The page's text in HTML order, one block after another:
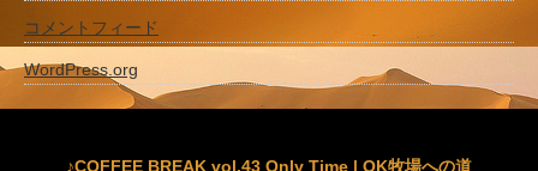
コメントフィード
WordPress.org
♪COFFEE BREAK vol.43 Only Time | OK牧場への道